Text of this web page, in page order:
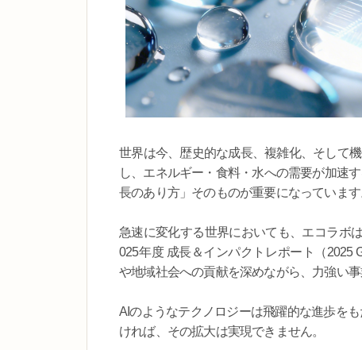
世界は今、歴史的な成長、複雑化、そして
し、エネルギー・食料・水への需要が加速
長のあり方」そのものが重要になっています
急速に変化する世界においても、エコラボ
025年度 成長＆インパクトレポート（2025
や地域社会への貢献を深めながら、力強い
AIのようなテクノロジーは飛躍的な進歩を
ければ、その拡大は実現できません。